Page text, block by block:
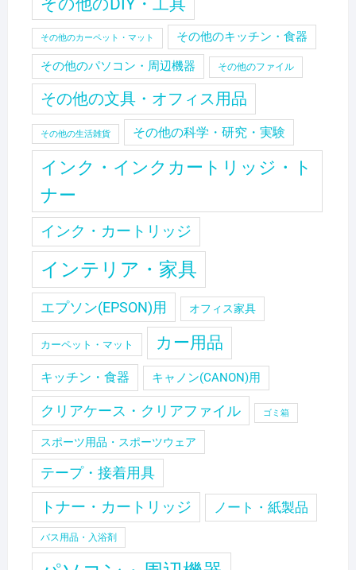
その他のカーペット・マット その他のキッチン・食器
その他のパソコン・周辺機器 その他のファイル
その他の文具・オフィス用品
その他の生活雑貨 その他の科学・研究・実験
インク・インクカートリッジ・ト
ナー
インク・カートリッジ
インテリア・家具
エプソン(EPSON)用 オフィス家具
カーペット・マット カー用品
キッチン・食器 キャノン(CANON)用
クリアケース・クリアファイル ゴミ箱
スポーツ用品・スポーツウェア
テープ・接着用具
トナー・カートリッジ ノート・紙製品
バス用品・入浴剤